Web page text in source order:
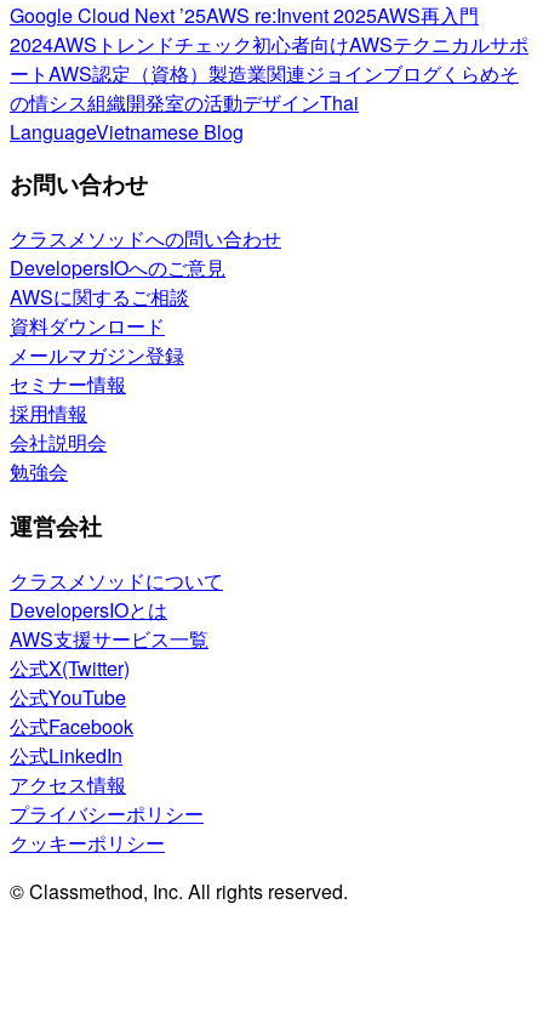
Google Cloud Next ’25AWS re:Invent 2025AWS再入門
2024AWSトレンドチェック初心者向けAWSテクニカルサポ
ートAWS認定（資格） 製造業関連ジョインブログくらめそ
の情シス組織開発室の活動デザインThai
LanguageVietnamese Blog
お問い合わせ
クラスメソッドへの問い合わせ
DevelopersIOへのご意見
AWSに関するご相談
資料ダウンロード
メールマガジン登録
セミナー情報
採用情報
会社説明会
勉強会
運営会社
クラスメソッドについて
DevelopersIOとは
AWS支援サービス一覧
公式X(Twitter)
公式YouTube
公式Facebook
公式LinkedIn
アクセス情報
プライバシーポリシー
クッキーポリシー
© Classmethod, Inc. All rights reserved.